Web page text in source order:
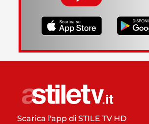
Scarica l'app di STILE TV HD